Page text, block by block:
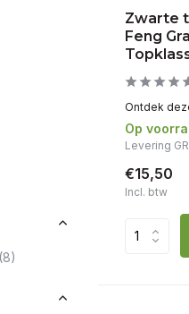
(8)
Zwarte
Feng
Ontdek
Op
Levering
€15,50
Incl. btw